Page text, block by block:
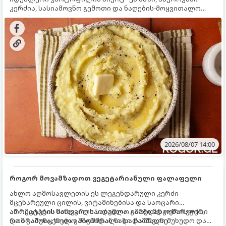
კერძია, სასიამოვნო გემოთი და ნაღების-მოყვითალო
ფერით. მისი მომზადება ძალიან მარტივია, მაგრამ
არსებობს რამდენიმე საიდუმლო, რომლებიც უნდა
იცოდეთ, რომ პიურე იდეალურად გემრიელი გამოვიდეს.
2026/08/07 14:00
როგორ მოვამზადოთ ვეგეტარიანული ფალაფელი
ახლო აღმოსავლეთის ეს ლეგენდარული კერძი
მცენარეული ცილის, ვიტამინებისა და საოცარი
არომატების ნამდვილი საბადოა. გარედან ოქროსფერი
და ხრაშუნა, ხოლო შიგნიდან ნაზი და მწვანე
ამ რეცეპტის მთავარი საიდუმლო იმაში მდგომარეობს,
რომ გამოიყენება გამომშრალი და ჩამბალი მუხუდო და